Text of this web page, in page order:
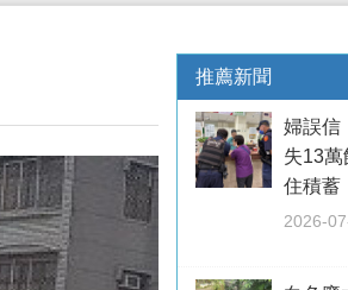
推薦新聞
婦誤信
失13
住積蓄
2026-